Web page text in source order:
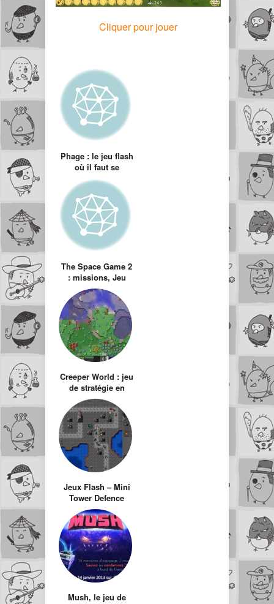
Cliquer pour jouer
Phage : le jeu flash
où il faut se
répliquer et
attaquer pour
dominer
The Space Game 2
: missions, Jeu
Flash de stratégie
dans l’espace
Creeper World : jeu
de stratégie en
flash
Jeux Flash – Mini
Tower Defence
Mush, le jeu de